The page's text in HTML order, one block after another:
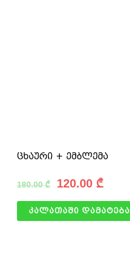
ცხაური + ემბლემა
180.00₾ 120.00 ₾
კალათაში დამატება